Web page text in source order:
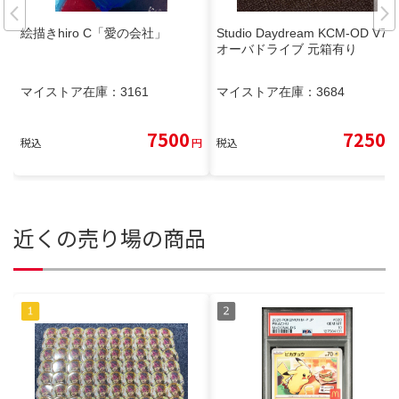
絵描きhiro C「愛の会社」
マイストア在庫： 3161
税込 7500円
Studio Daydream KCM-OD V7.0
オーバドライブ 元箱有り
マイストア在庫： 3684
税込 7250
近くの売り場の商品